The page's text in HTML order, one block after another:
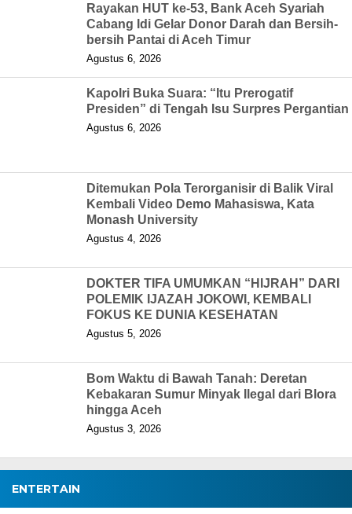
Rayakan HUT ke-53, Bank Aceh Syariah
Cabang Idi Gelar Donor Darah dan Bersih-
bersih Pantai di Aceh Timur
Agustus 6, 2026
Kapolri Buka Suara: “Itu Prerogatif
Presiden” di Tengah Isu Surpres Pergantian
Agustus 6, 2026
Ditemukan Pola Terorganisir di Balik Viral
Kembali Video Demo Mahasiswa, Kata
Monash University
Agustus 4, 2026
DOKTER TIFA UMUMKAN “HIJRAH” DARI
POLEMIK IJAZAH JOKOWI, KEMBALI
FOKUS KE DUNIA KESEHATAN
Agustus 5, 2026
Bom Waktu di Bawah Tanah: Deretan
Kebakaran Sumur Minyak Ilegal dari Blora
hingga Aceh
Agustus 3, 2026
ENTERTAIN